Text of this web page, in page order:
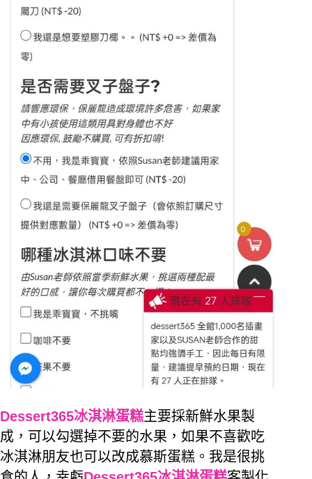
Dessert365冰淇淋蛋糕主要採新鮮水果製
成，可以勾選掉不要的水果，如果不喜歡吃
冰淇淋朋友也可以改成慕斯蛋糕。我是很挑